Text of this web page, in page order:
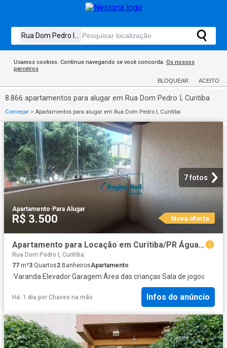
Usamos cookies. Continue navegando se você concorda. Os nossos
parceiros
BLOQUEAR ACEITO
8.866 apartamentos para alugar em Rua Dom Pedro I, Curitiba
Começar > Apartamentos para alugar em Rua Dom Pedro I, Curitiba
7 fotos
Apartamento· Para Alugar
R$ 3.500 Nova oferta
Apartamento para Locação em Curitiba/PR Água Verde 3 Quartos
Rua Dom Pedro I, Curitiba
77 m²3 Quartos2 BanheirosApartamento
·Varanda·Elevador·Garagem·Área das crianças·Sala de jogos
Há: 1 dia por Chaves na mão Infos do anúncio